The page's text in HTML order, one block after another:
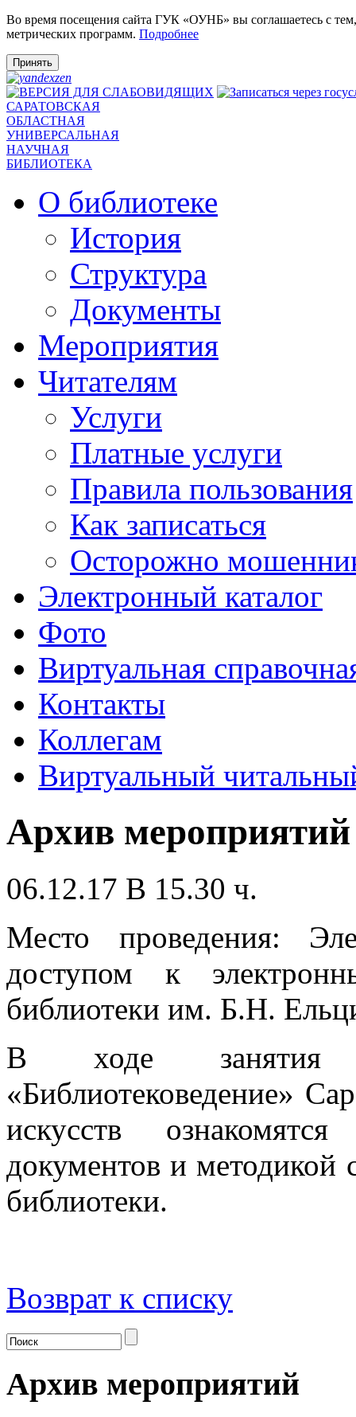
Во время посещения сайта ГУК «ОУНБ» вы соглашаетесь с
метрических программ. Подробнее
Принять
САРАТОВСКАЯ
ОБЛАСТНАЯ
УНИВЕРСАЛЬНАЯ
НАУЧНАЯ
БИБЛИОТЕКА
О библиотеке
История
Структура
Документы
Мероприятия
Читателям
Услуги
Платные услуги
Правила пользования
Как записаться
Осторожно
Электронный каталог
Фото
Виртуальная
Контакты
Коллегам
Виртуальный
Архив мероприятий
06.12.17 В 15.30 ч.
Место проведения:
доступом к
библиотеки им. Б.Н.
В ходе занятия
«Библиотековедение»
искусств
документов и методикой
библиотеки.
Возврат к списку
Архив мероприятий